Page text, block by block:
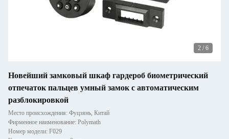
2 / 6
Новейший замковый шкаф гардероб биометрический
отпечаток пальцев умный замок с автоматическим
разблокировкой
Место происхождения: Фуцзянь, Китай
Фирменное наименование: Polymath
Номер модели: F029